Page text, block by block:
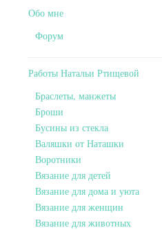
Обо мне
Форум
Работы Натальи Ртищевой
Браслеты, манжеты
Броши
Бусины из стекла
Валяшки от Наташки
Воротники
Вязание для детей
Вязание для дома и уюта
Вязание для женщин
Вязание для животных